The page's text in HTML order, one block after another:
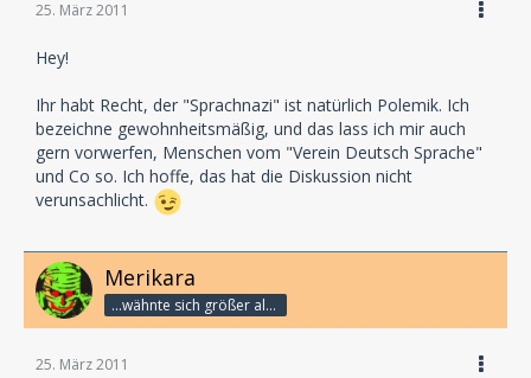
25. März 2011
Hey!
Ihr habt Recht, der "Sprachnazi" ist natürlich Polemik. Ich
bezeichne gewohnheitsmäßig, und das lass ich mir auch
gern vorwerfen, Menschen vom "Verein Deutsch Sprache"
und Co so. Ich hoffe, das hat die Diskussion nicht
verunsachlicht.
Merikara
...wähnte sich größer als die Götter.
25. März 2011